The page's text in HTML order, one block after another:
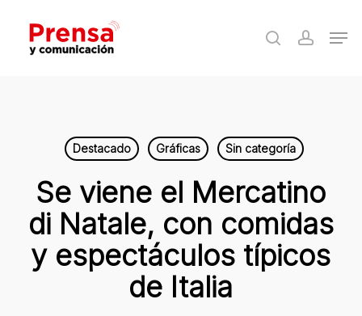
main
search
Destacado Gráficas Sin categoría
Se viene el Mercatino
di Natale, con comidas
y espectáculos típicos
de Italia